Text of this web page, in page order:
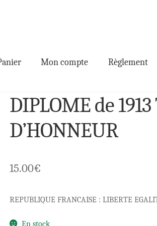
Mon compte Règlement
DIPLOME de
D’HONNEUR
15.00€
REPUBLIQUE FRANCAISE : LIBERTE
En stock